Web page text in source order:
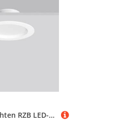
RZB Deckenleuchten RZB LED-Downlight BSX230220.02